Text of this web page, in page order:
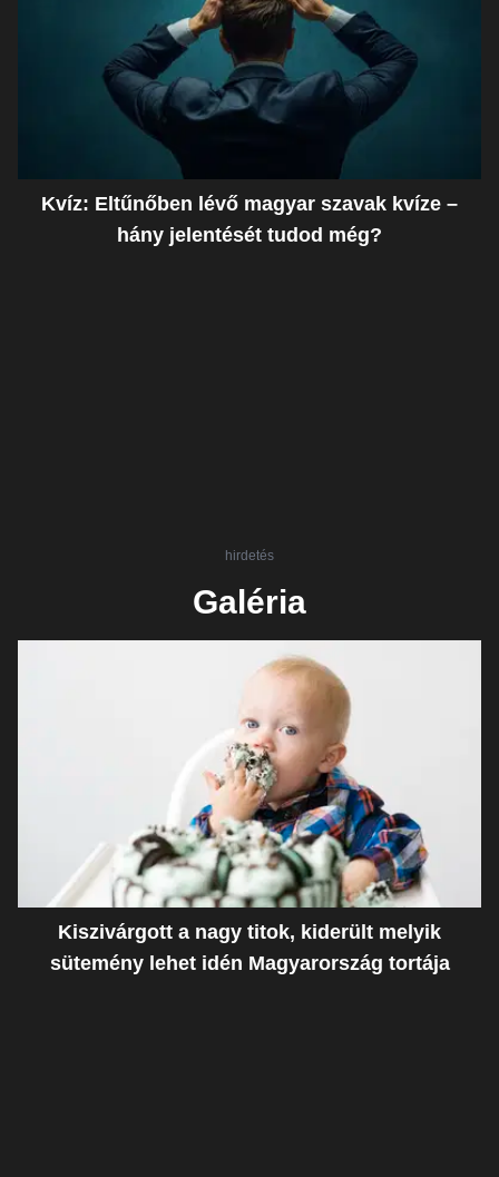
Kvíz: Eltűnőben lévő magyar szavak kvíze –
hány jelentését tudod még?
hirdetés
Galéria
Kiszivárgott a nagy titok, kiderült melyik
sütemény lehet idén Magyarország tortája